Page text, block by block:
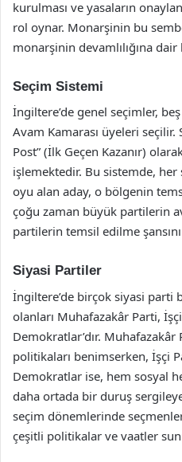
kurulması ve yasaların
rol oynar. Monarşinin bu
monarşinin devamlılığına
Seçim Sistemi
İngiltere’de genel seçimler,
Avam Kamarası üyeleri seçilir.
Post” (İlk Geçen Kazanır)
işlemektedir. Bu sistemde,
oyu alan aday, o bölgenin
çoğu zaman büyük partilerin
partilerin temsil edilme
Siyasi Partiler
İngiltere’de birçok siyasi parti
olanları Muhafazakâr Parti,
Demokratlar’dır. Muhafazakâr
politikaları benimserken, İşçi
Demokratlar ise, hem sosyal
daha ortada bir duruş
seçim dönemlerinde
çeşitli politikalar ve vaatler